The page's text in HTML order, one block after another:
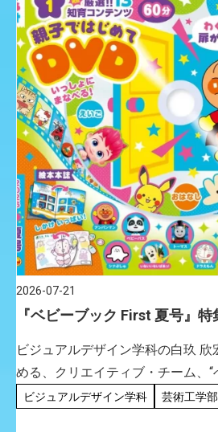
2026-07-21
『ベビーブック First 夏号』
ビジュアルデザイン学科の白玖
める、クリエイティブ・チーム、
日（木）の本日に発売の、小学館
ビジュアルデザイン学科 芸術工学部